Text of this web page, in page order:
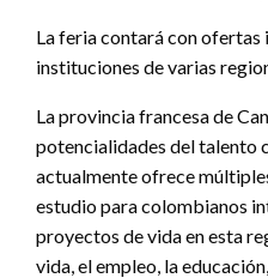
La feria contará con
instituciones de varias
La provincia francesa de
potencialidades del talento
actualmente ofrece
estudio para colombianos
proyectos de vida en esta
vida, el empleo, la